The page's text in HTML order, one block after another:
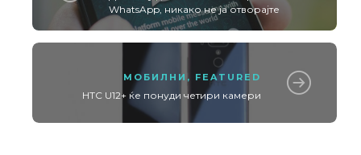
WhatsApp, никако не ја отворајте
МОБИЛНИ , FEATURED
HTC U12+ ќе понуди четири камери